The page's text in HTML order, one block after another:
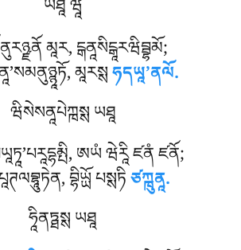
ཡཐཱ ཝཱ
མཱར, ངྒནཱསིངྒཱརཝིབྦྷམོ;
མཱརསྶཧདཡཱ’ནལོ.
ཝིསེསནཱཔེཀྑསྶ ཡཐཱ
ཨཡཾ ཝེརཱི ཛནཾ ཛནོ;
བྷིཡྻོ པསྶཏིཙཀྑུནཱ.
ཧཱིནཏྠསྶ ཡཐཱ